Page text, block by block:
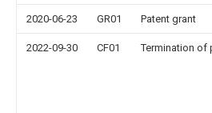
2020-06-23 GR01 Patent grant
2022-09-30 CF01 Termination of